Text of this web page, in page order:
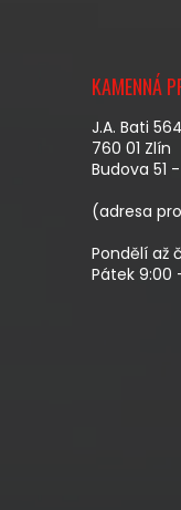
KAMENNÁ
J.A. Bati
760 01 Zlín
Budova 51
(adresa
Pondělí až
Pátek 9:00